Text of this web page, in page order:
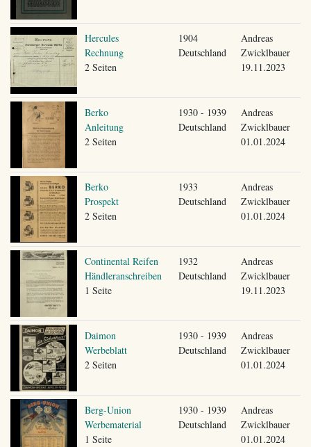
Hercules
Rechnung
2 Seiten
1904
Deutschland
Andreas
Zwicklbauer
19.11.2023
Berko
Anleitung
2 Seiten
1930 - 1939
Deutschland
Andreas
Zwicklbauer
01.01.2024
Berko
Prospekt
2 Seiten
1933
Deutschland
Andreas
Zwicklbauer
01.01.2024
Continental Reifen
Händleranschreiben
1 Seite
1932
Deutschland
Andreas
Zwicklbauer
19.11.2023
Daimon
Werbeblatt
2 Seiten
1930 - 1939
Deutschland
Andreas
Zwicklbauer
01.01.2024
Berg-Union
Werbematerial
1 Seite
1930 - 1939
Deutschland
Andreas
Zwicklbauer
01.01.2024